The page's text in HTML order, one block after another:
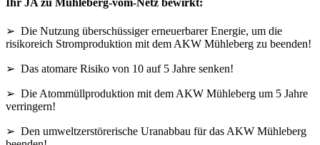
Ihr JA zu Mühleberg-vom-Netz bewirkt:
➢ Die Nutzung überschüssiger erneuerbarer Energie, um die
risikoreich Stromproduktion mit dem AKW Mühleberg zu beenden!
➢ Das atomare Risiko von 10 auf 5 Jahre senken!
➢ Die Atommüllproduktion mit dem AKW Mühleberg um 5 Jahre
verringern!
➢ Den umweltzerstörerische Uranabbau für das AKW Mühleberg